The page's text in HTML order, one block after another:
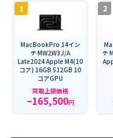
1
MacBookPro 14イン
チ MW2W3J/A
Late2024 Apple M4(10
コア) 16GB 512GB 10
コアGPU
買取上限価格
~165,500円
2
チ